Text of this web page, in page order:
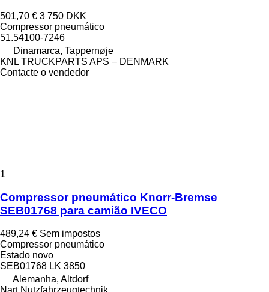
501,70 € 3 750 DKK
Compressor pneumático
51.54100-7246
Dinamarca, Tappernøje
KNL TRUCKPARTS APS – DENMARK
Contacte o vendedor
1
Compressor pneumático Knorr-Bremse
SEB01768 para camião IVECO
489,24 € Sem impostos
Compressor pneumático
Estado novo
SEB01768 LK 3850
Alemanha, Altdorf